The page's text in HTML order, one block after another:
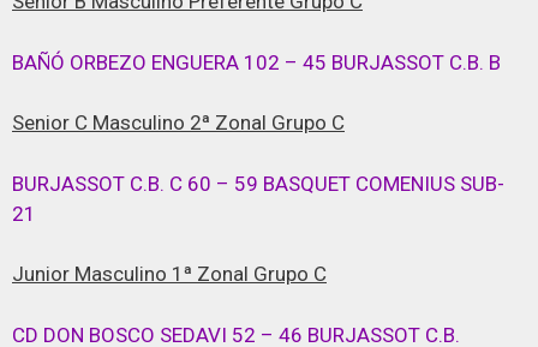
BAÑÓ ORBEZO ENGUERA 102 – 45 BURJASSOT C.B. B
Senior C Masculino 2ª Zonal Grupo C
BURJASSOT C.B. C 60 – 59 BASQUET COMENIUS SUB-
21
Junior Masculino 1ª Zonal Grupo C
CD DON BOSCO SEDAVI 52 – 46 BURJASSOT C.B.